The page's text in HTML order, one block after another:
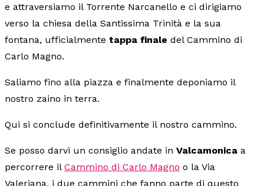
e attraversiamo il Torrente Narcanello e ci dirigiamo
verso la chiesa della Santissima Trinità e la sua
fontana, ufficialmente tappa finale del Cammino di
Carlo Magno.
Saliamo fino alla piazza e finalmente deponiamo il
nostro zaino in terra.
Qui si conclude definitivamente il nostro cammino.
Se posso darvi un consiglio andate in Valcamonica a
percorrere il Cammino di Carlo Magno o la Via
Valeriana, i due cammini che fanno parte di questo